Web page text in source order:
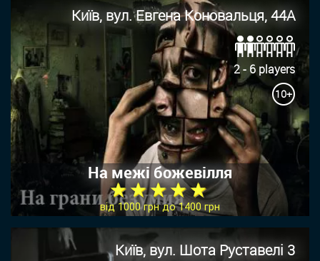
Київ, вул. Евгена Коновальця, 44А
2 - 6 players
10+
На межі божевілля
★ ★ ★ ★ ★
від 1000 грн до 1400 грн
Київ, вул. Шота Руставелі 3